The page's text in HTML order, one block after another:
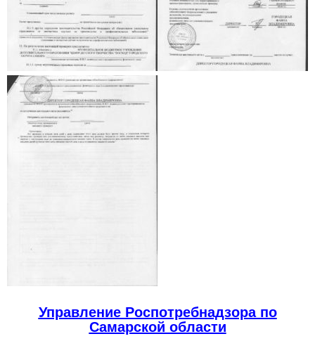
Управление Роспотребнадзора по
Самарской области